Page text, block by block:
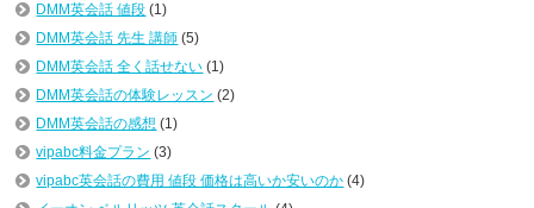
DMM英会話 値段 (1)
DMM英会話 先生 講師 (5)
DMM英会話 全く話せない (1)
DMM英会話の体験レッスン (2)
DMM英会話の感想 (1)
vipabc料金プラン (3)
vipabc英会話の費用 値段 価格は高いか安いのか (4)